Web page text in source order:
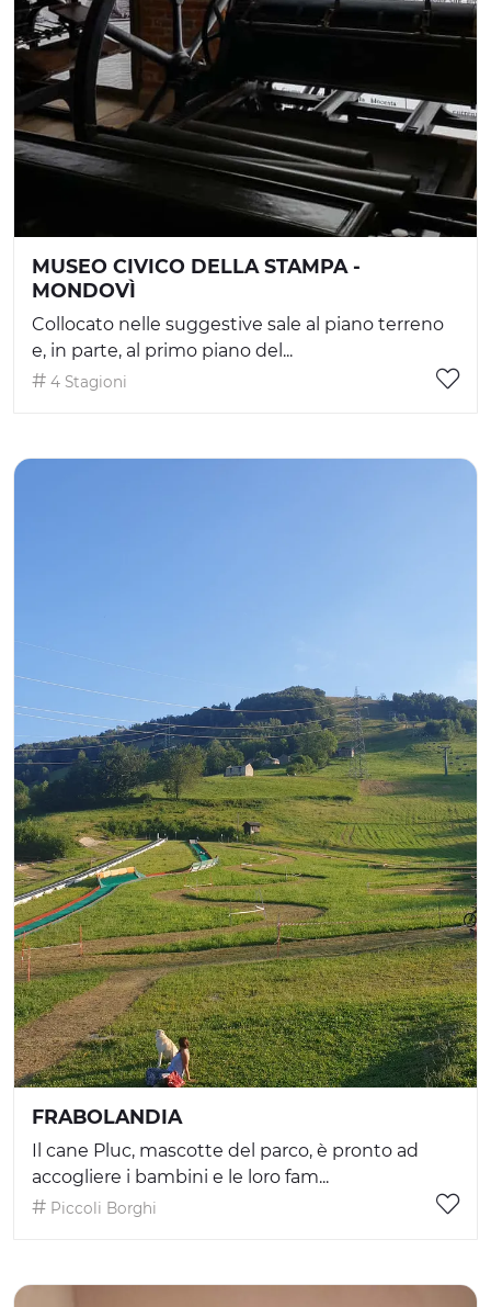
MUSEO CIVICO DELLA STAMPA -
MONDOVÌ
Collocato nelle suggestive sale al piano terreno
e, in parte, al primo piano del...
4 Stagioni
FRABOLANDIA
Il cane Pluc, mascotte del parco, è pronto ad
accogliere i bambini e le loro fam...
Piccoli Borghi